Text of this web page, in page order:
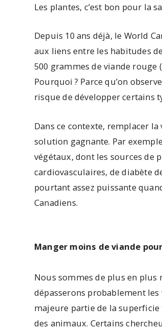
Les plantes, c’est bon pour la
Depuis 10 ans déjà, le World
aux liens entre les habitudes
500 grammes de viande rouge
Pourquoi ? Parce qu’on
risque de développer certains
Dans ce contexte, remplacer
solution gagnante. Par
végétaux, dont les sources de
cardiovasculaires, de diabète
pourtant assez puissante
Canadiens.
Manger moins de viande
Nous sommes de plus en plus
dépasserons probablement
majeure partie de la superficie
des animaux. Certains